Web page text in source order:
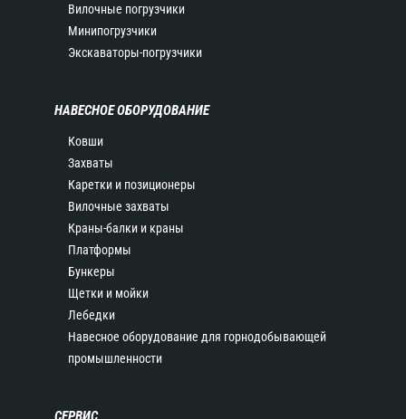
Вилочные погрузчики
Минипогрузчики
Экскаваторы-погрузчики
НАВЕСНОЕ ОБОРУДОВАНИЕ
Ковши
Захваты
Каретки и позиционеры
Вилочные захваты
Краны-балки и краны
Платформы
Бункеры
Щетки и мойки
Лебедки
Навесное оборудование для горнодобывающей
промышленности